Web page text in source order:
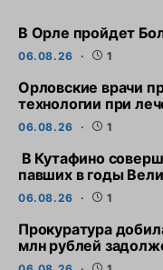
В Орле пройдет
06.08.26 1
Орловские врачи
технологии при
06.08.26 1
В Кутафино
павших в годы
06.08.26 1
Прокуратура
млн рублей